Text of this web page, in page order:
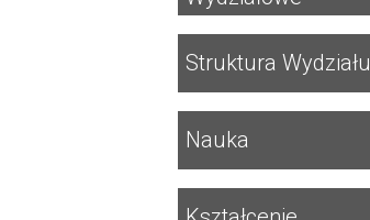
Struktura Wydziału
Nauka